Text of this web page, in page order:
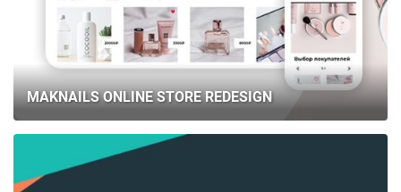
MAKNAILS ONLINE STORE REDESIGN